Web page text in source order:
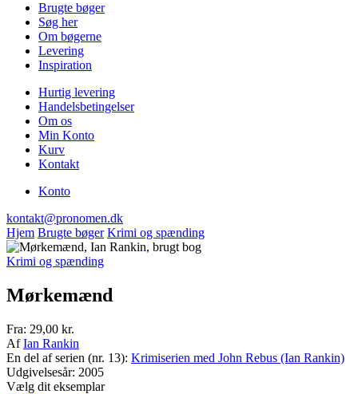
Brugte bøger
Søg her
Om bøgerne
Levering
Inspiration
Hurtig levering
Handelsbetingelser
Om os
Min Konto
Kurv
Kontakt
Konto
kontakt@pronomen.dk
Hjem Brugte bøger Krimi og spænding
Krimi og spænding
Mørkemænd
Fra: 29,00 kr.
AfIan Rankin
En del af serien (nr. 13): Krimiserien med John Rebus (Ian Rankin)
Udgivelsesår: 2005
Vælg dit eksemplar